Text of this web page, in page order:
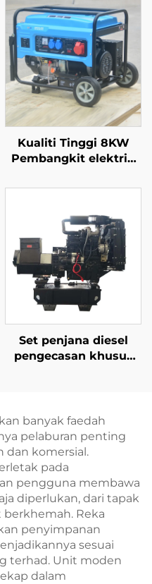
Kualiti Tinggi 8KW
Pembangkit elektrik
Kuasa Berperingkat
AC Fasa-Tunggal
Struktur Dalam Enjin
untuk Dijual
Set penjana diesel
pengecasan khusus
banyak faedah
pelaburan penting
dan komersial.
pada
pengguna membawa
diperlukan, dari tapak
Reka
penyimpanan
sesuai
terhad. Unit moden
dalam